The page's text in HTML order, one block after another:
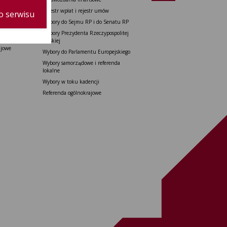
Europejskiego
i referenda
Rejestr wpłat i rejestr umów
Wybory do Sejmu RP i do Senatu RP
Wybory Prezydenta Rzeczypospolitej
Polskiej
Wybory do Parlamentu Europejskiego
Wybory samorządowe i referenda
lokalne
Wybory w toku kadencji
Referenda ogólnokrajowe
serwisu